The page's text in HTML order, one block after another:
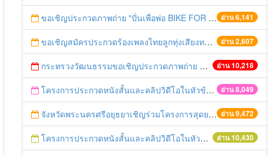
อ่าน 6,141
ขอเชิญประกวดภาพถ่าย "ปั่นเพื่อพ่อ BIKE FOR DAD"
อ่าน 2,607
ขอเชิญสมัครประกวดร้องเพลงไทยลูกทุ่งเสียงทองในงานยอยศยิ่งฟ้าอยุะยามรดกโลก ประจำปี 2558 วันนี้ถึง 8 ธันวาคม 2558
อ่าน 10,218
กระทรวงวัฒนธรรมขอเชิญประกวดภาพถ่าย Bike for mom ปั่นเพื่อแม่ทั่วแผ่นดิน
อ่าน 8,049
โครงการประกวดหนังสั้นและคลิปวิดีโอในหัวข้อ “คนไทยได้อะไรจากประชาคมอาเซียน”
อ่าน 9,472
จังหวัดพระนครศรีอยุธยาเชิญร่วมโครงการสุดยอดเอสเอ็มอีจังหวัด (SME Provincial Champions)
อ่าน 10,430
โครงการประกวดหนังสั้นและคลิปวิดีโอในหัวข้อ “คนไทยได้อะไรจากประชาคมอาเซียน”